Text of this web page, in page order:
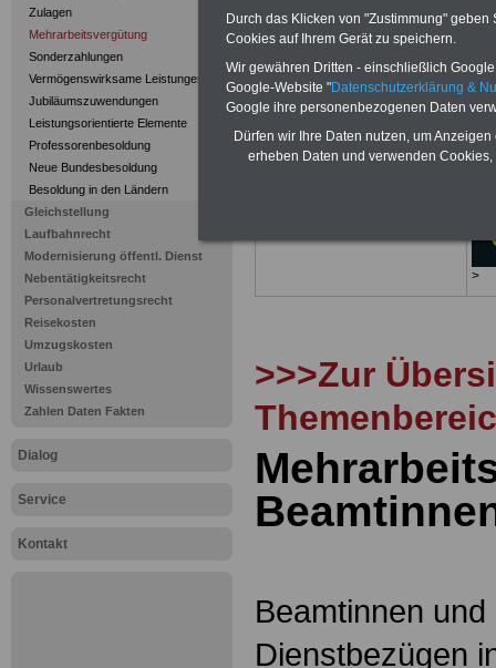
Zulagen
Mehrarbeitsvergütung
Sonderzahlungen
Vermögenswirksame Leistungen
Jubiläumszuwendungen
Leistungsorientierte Elemente
Professorenbesoldung
Neue Bundesbesoldung
Besoldung in den Ländern
Gleichstellung
Laufbahnrecht
Modernisierung öffentl. Dienst
Nebentätigkeitsrecht
Personalvertretungsrecht
Reisekosten
Umzugskosten
Urlaub
Wissenswertes
Zahlen Daten Fakten
Dialog
Service
Kontakt
Zum Komplettpreis von nur15,00
Eurobei einer Laufzeit von 12
Monaten bleiben Sie zu den
wichtigsten Fragen des
Öffentlichen Dienstes oder des
Beamtenbereiches auf dem
Laufenden: Im PortalPDF-
SERVICE
finden Sie zehn
Bücher bzw. eBooks zum
>
>>>Zur
Beamtinnen
Dienstbezügen
Durch das Klicken von "Zustimmung"
Cookies auf Ihrem Gerät zu speichern.
Wir gewähren Dritten - einschließlich
Google-Website "Datenschutzerklärung &
Google ihre personenbezogenen Daten
Dürfen wir Ihre Daten nutzen, um
erheben Daten und verwenden